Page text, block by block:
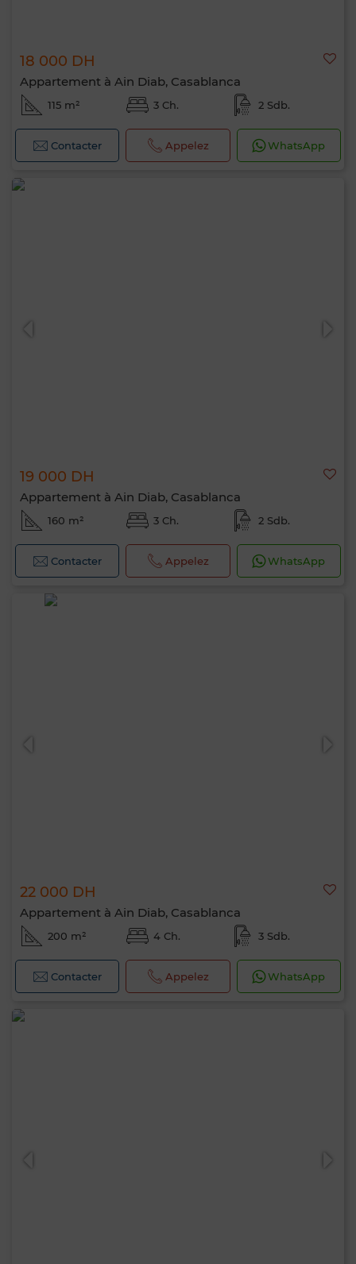
18 000 DH
Appartement à Ain Diab, Casablanca
115 m² 3 Ch. 2 Sdb.
Contacter Appelez WhatsApp
19 000 DH
Appartement à Ain Diab, Casablanca
160 m² 3 Ch. 2 Sdb.
Contacter Appelez WhatsApp
22 000 DH
Appartement à Ain Diab, Casablanca
200 m² 4 Ch. 3 Sdb.
Contacter Appelez WhatsApp